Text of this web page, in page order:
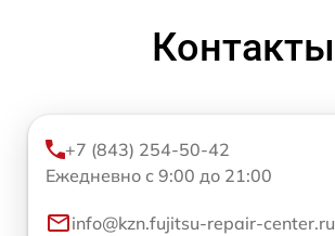
Контакты
+7 (843) 254-50-42
Ежедневно с 9:00 до 21:00
info@kzn.fujitsu-repair-center.ru